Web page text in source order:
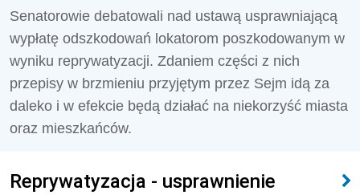
Senatorowie debatowali nad ustawą usprawniającą
wypłatę odszkodowań lokatorom poszkodowanym w
wyniku reprywatyzacji. Zdaniem części z nich
przepisy w brzmieniu przyjętym przez Sejm idą za
daleko i w efekcie będą działać na niekorzyść miasta
oraz mieszkańców.
Reprywatyzacja - usprawnienie